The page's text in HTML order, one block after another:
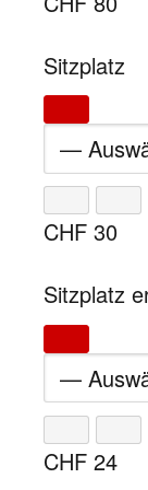
Sitzplatz
CHF 30
Sitzplatz
CHF 24